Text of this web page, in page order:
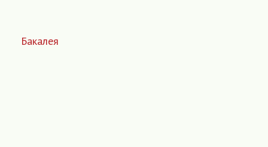
Бакалея